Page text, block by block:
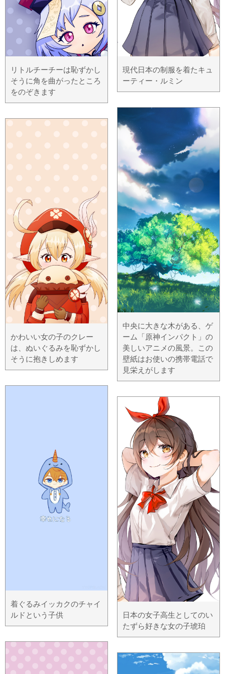
リトルチーチーは恥ずかし
そうに角を曲がったところ
をのぞきます
かわいい女の子のクレー
は、ぬいぐるみを恥ずかし
そうに抱きしめます
着ぐるみイッカクのチャイ
ルドという子供
現代日本の制服を着たキュ
ーティー・ルミン
中央に大きな木がある、ゲ
ーム「原神インパクト」の
美しいアニメの風景。この
壁紙はお使いの携帯電話で
見栄えがします
日本の女子高生としてのい
たずら好きな女の子琥珀